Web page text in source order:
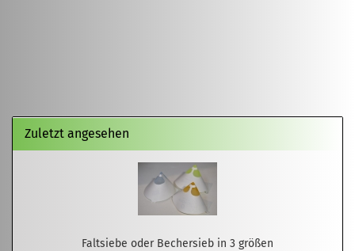
Zuletzt angesehen
Faltsiebe oder Bechersieb in 3 größen